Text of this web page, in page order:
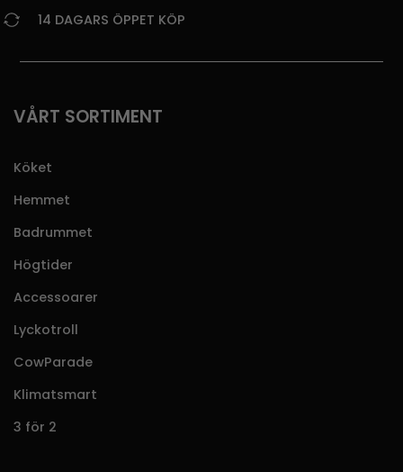
14 DAGARS ÖPPET KÖP
VÅRT SORTIMENT
Köket
Hemmet
Badrummet
Högtider
Accessoarer
Lyckotroll
CowParade
Klimatsmart
3 för 2